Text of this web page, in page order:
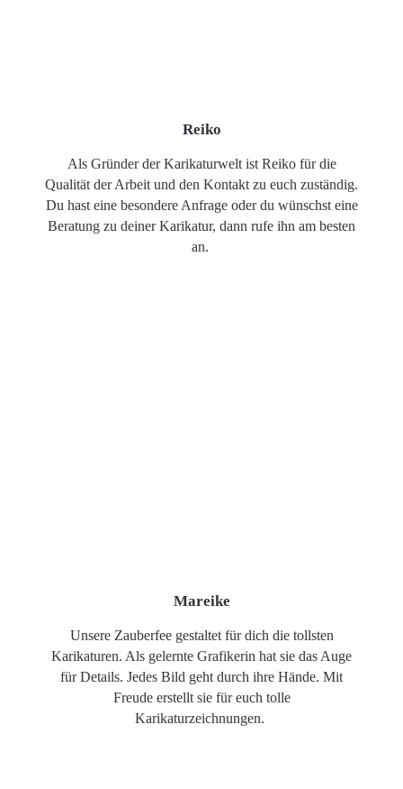
Reiko
Als Gründer der Karikaturwelt ist Reiko für die
Qualität der Arbeit und den Kontakt zu euch zuständig.
Du hast eine besondere Anfrage oder du wünschst eine
Beratung zu deiner Karikatur, dann rufe ihn am besten
an.
Mareike
Unsere Zauberfee gestaltet für dich die tollsten
Karikaturen. Als gelernte Grafikerin hat sie das Auge
für Details. Jedes Bild geht durch ihre Hände. Mit
Freude erstellt sie für euch tolle
Karikaturzeichnungen.